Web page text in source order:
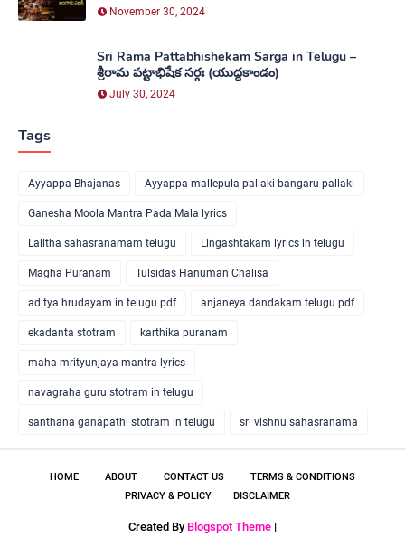
November 30, 2024
Sri Rama Pattabhishekam Sarga in Telugu –
శ్రీరామ పట్టాభిషేక సర్గః (యుద్ధకాండం)
July 30, 2024
Tags
Ayyappa Bhajanas Ayyappa mallepula pallaki bangaru pallaki
Ganesha Moola Mantra Pada Mala lyrics
Lalitha sahasranamam telugu Lingashtakam lyrics in telugu
Magha Puranam Tulsidas Hanuman Chalisa
aditya hrudayam in telugu pdf anjaneya dandakam telugu pdf
ekadanta stotram karthika puranam
maha mrityunjaya mantra lyrics
navagraha guru stotram in telugu
santhana ganapathi stotram in telugu sri vishnu sahasranama
HOME ABOUT CONTACT US
TERMS & CONDITIONS
PRIVACY & POLICY
DISCLAIMER
Created By Blogspot Theme |